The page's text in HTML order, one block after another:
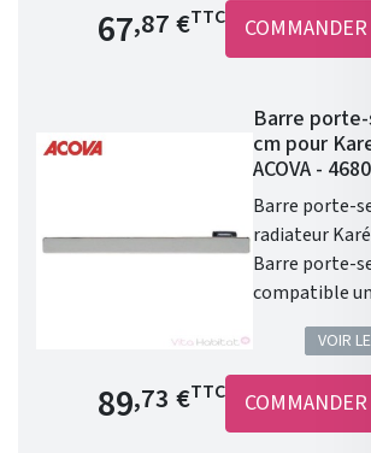
Prix de base
67,87 €TTC COMMANDER
Barre
cm pour
ACOVA -
Barre porte-
radiateur
Barre porte-
compatible
les produits
Karéna Spa de
chromée. Largeur : 50 cm
Barre
dimensions
VOIR
Prix de base
89,73 €TTC COMMANDER